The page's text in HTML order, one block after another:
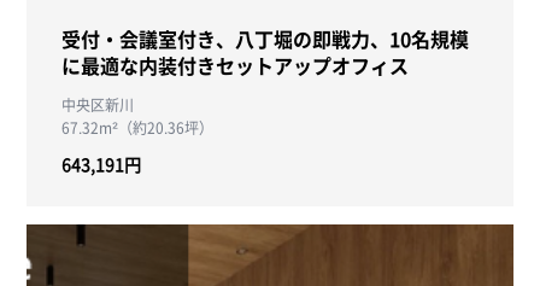
受付・会議室付き、八丁堀の即戦力、10名規模
に最適な内装付きセットアップオフィス
中央区新川
67.32m²（約20.36坪）
643,191円